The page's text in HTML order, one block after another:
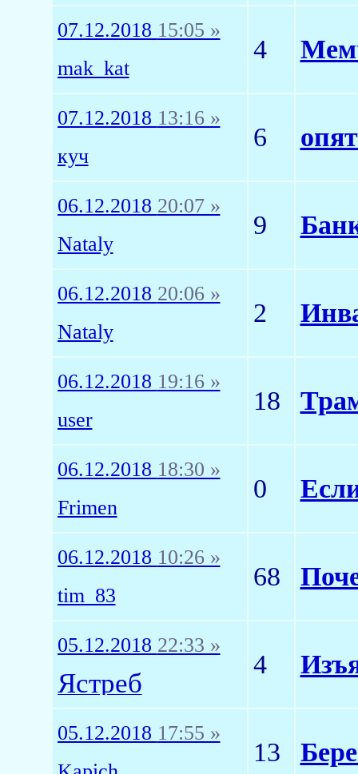
07.12.2018 15:05 »
mak_kat
4
07.12.2018 13:16 »
куч
6
06.12.2018 20:07 »
Nataly
9
06.12.2018 20:06 »
Nataly
2
06.12.2018 19:16 »
user
18
06.12.2018 18:30 »
Frimen
0
06.12.2018 10:26 »
tim_83
68
05.12.2018 22:33 »
Ястреб
4
05.12.2018 17:55 »
13